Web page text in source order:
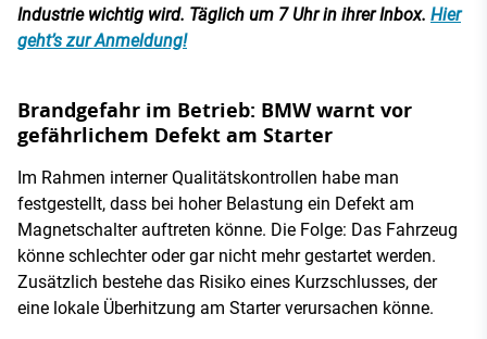
Industrie wichtig wird. Täglich um 7 Uhr in ihrer Inbox. Hier
geht’s zur Anmeldung!
Brandgefahr im Betrieb: BMW warnt vor
gefährlichem Defekt am Starter
Im Rahmen interner Qualitätskontrollen habe man
festgestellt, dass bei hoher Belastung ein Defekt am
Magnetschalter auftreten könne. Die Folge: Das Fahrzeug
könne schlechter oder gar nicht mehr gestartet werden.
Zusätzlich bestehe das Risiko eines Kurzschlusses, der
eine lokale Überhitzung am Starter verursachen könne.